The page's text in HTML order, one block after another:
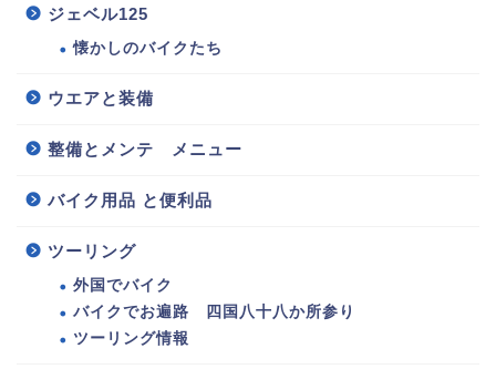
ジェベル125
懐かしのバイクたち
ウエアと装備
整備とメンテ メニュー
バイク用品 と便利品
ツーリング
外国でバイク
バイクでお遍路 四国八十八か所参り
ツーリング情報
125バイク選び・情報
ウエアと装備